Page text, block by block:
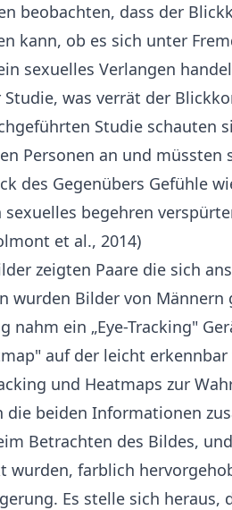
beobachten, dass der
kann, ob es sich unter
sexuelles Verlangen
was verrät der
Studie schauten
Personen an und
des Gegenübers Gefühle
sexuelles begehren
et al., 2014)
zeigten Paare die sich
wurden Bilder von
nahm ein „Eye-Tracking"
auf der leicht
und Heatmaps zur
die beiden Informationen
Betrachten des Bildes,
wurden, farblich
Es stelle sich